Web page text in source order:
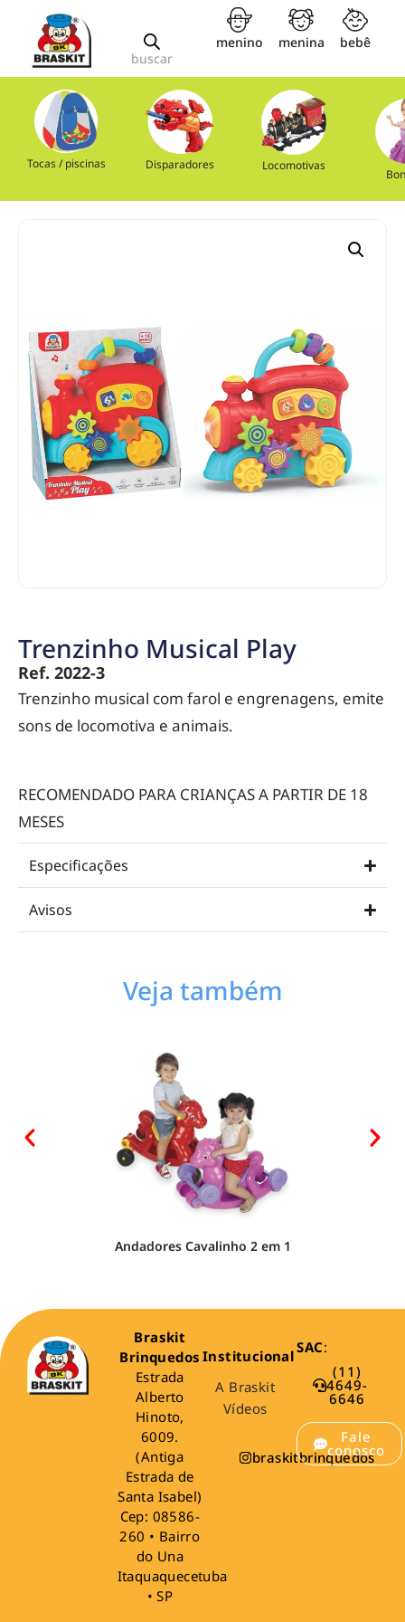
buscar
menino menina bebê
Tocas / piscinas Disparadores Locomotivas
Trenzinho Musical Play
Ref. 2022-3
Trenzinho musical com farol e engrenagens, emite
sons de locomotiva e animais.
RECOMENDADO PARA CRIANÇAS A PARTIR DE 18
MESES
Especificações
Avisos
Veja também
Andadores Cavalinho 2 em 1
Braskit
Brinquedos
Estrada
Alberto
Hinoto,
6009.
(Antiga
Estrada de
Santa Isabel)
Cep: 08586-
260 • Bairro
do Una
Itaquaquecetuba
• SP
Institucional
A Braskit
Vídeos
braskitbrinquedos
SAC:
(11)
4649-
6646
Fale
conosco